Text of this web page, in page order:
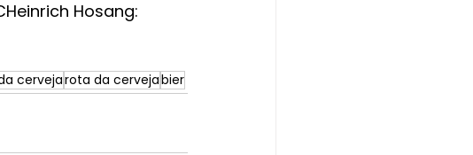
Hosang:
cervejarota da cervejabier